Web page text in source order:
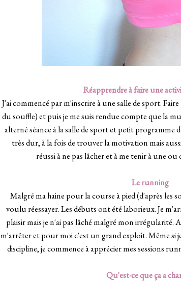
Réapprendre à faire une
J'ai commencé par m'inscrire à une salle de sport.
du souffle) et puis je me suis rendue compte que la
alterné séance à la salle de sport et petit programme
très dur, à la fois de trouver la motivation mais aussi
réussi à ne pas lâcher et à me tenir à une ou
Le running
Malgré ma haine pour la course à pied (d'après les
voulu réessayer. Les débuts ont été laborieux. Je
plaisir mais je n'ai pas lâché malgré mon irrégularité.
m'arrêter et pour moi c'est un grand exploit. Même si
discipline, je commence à apprécier mes sessions
Qu'est-ce que ça a